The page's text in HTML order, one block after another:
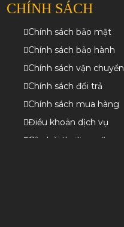
CHÍNH SÁCH
Chính sách bảo mật
Chính sách bảo hành
Chính sách vận chuyển
Chính sách đổi trả
Chính sách mua hàng
Điều khoản dịch vụ
Câu hỏi thường gặp